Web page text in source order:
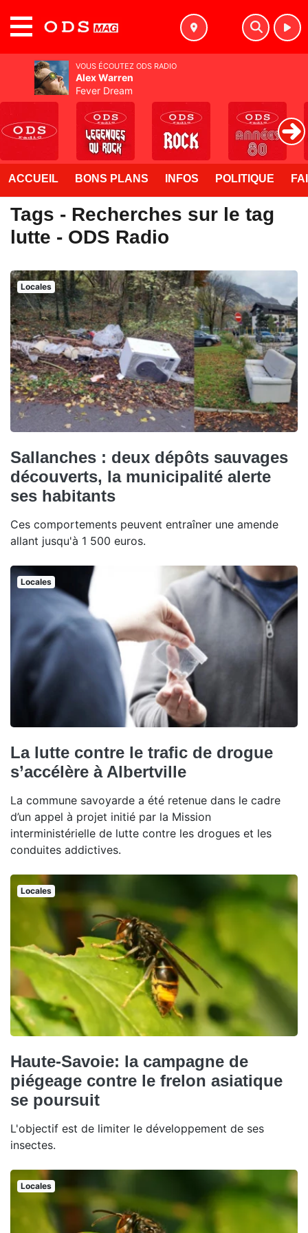
ACCUEIL BONS PLANS INFOS POLITIQUE
Tags - Recherches sur le tag
lutte - ODS Radio
Locales
Sallanches : deux dépôts sauvages
découverts, la municipalité alerte
ses habitants
Ces comportements peuvent entraîner une amende
allant jusqu'à 1 500 euros.
Locales
La lutte contre le trafic de drogue
s’accélère à Albertville
La commune savoyarde a été retenue dans le cadre
d’un appel à projet initié par la Mission
interministérielle de lutte contre les drogues et les
conduites addictives.
Locales
Haute-Savoie: la campagne de
piégeage contre le frelon asiatique
se poursuit
L'objectif est de limiter le développement de ses
insectes.
Locales
VOUS ÉCOUTEZ ODS RADIO
Alex Warren
Fever Dream